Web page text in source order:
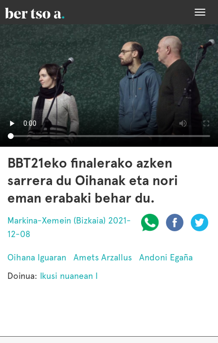
BBT21eko finalerako azken
sarrera du Oihanak eta nori
eman erabaki behar du.
Markina-Xemein (Bizkaia) 2021-
12-08
Oihana Iguaran Amets Arzallus
Andoni Egaña
Doinua: Ikusi nuanean I